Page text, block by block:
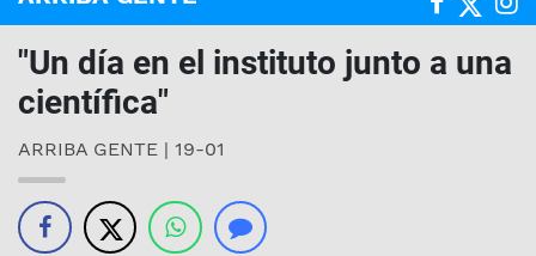
"Un día en el instituto junto a una
científica"
ARRIBA GENTE | 19-01